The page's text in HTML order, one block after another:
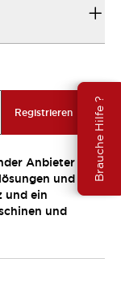
Brauche Hilfe ?
Registrieren
Anbieter
und
und ein
und